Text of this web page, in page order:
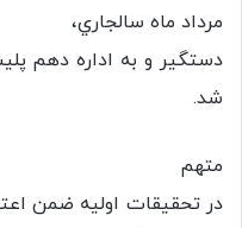
مرداد ماه سالجاري،
دستگیر و به اداره دهم
شد.
متهم
در تحقیقات اولیه ضمن